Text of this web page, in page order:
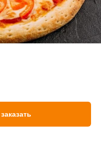
заказать